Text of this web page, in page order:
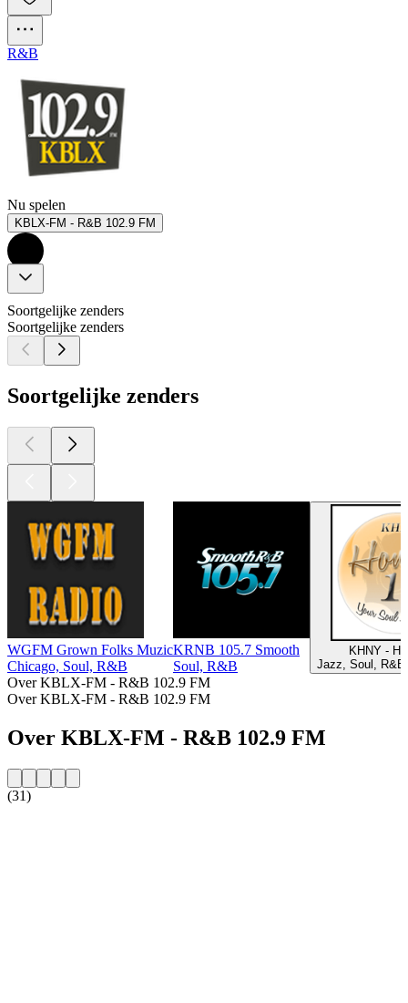
R&B
Nu spelen
KBLX-FM - R&B 102.9 FM
Soortgelijke zenders
Soortgelijke zenders
Soortgelijke zenders
WGFM Grown Folks Muzic
Chicago, Soul, R&B
KRNB 105.7 Smooth
Soul, R&B
KHNY -
Jazz, Soul,
Over KBLX-FM - R&B 102.9 FM
Over KBLX-FM - R&B 102.9 FM
Over KBLX-FM - R&B 102.9 FM
(31)